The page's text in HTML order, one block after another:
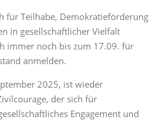
für Teilhabe, Demokratieförderung
in gesellschaftlicher Vielfalt
immer noch bis zum 17.09. für
anmelden.
2025, ist wieder
der sich für
Engagement und